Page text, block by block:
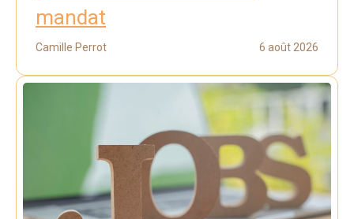
mandat
Camille Perrot 6 août 2026